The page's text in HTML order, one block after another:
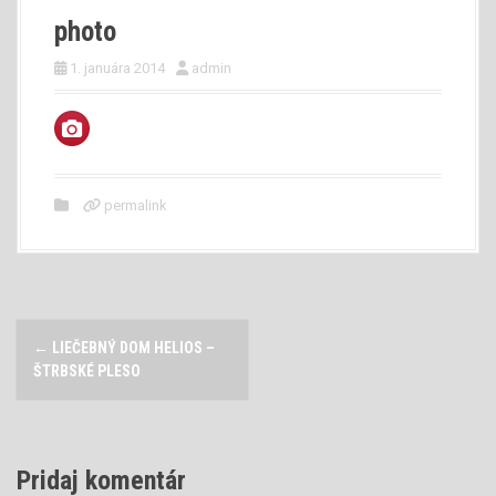
photo
1. januára 2014 admin
permalink
P
t
← LIEČEBNÝ DOM HELIOS –
ŠTRBSKÉ PLESO
Pridaj komentár